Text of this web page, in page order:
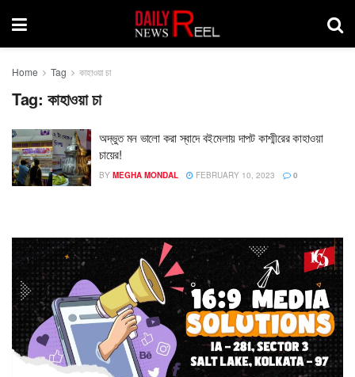
Home Tag কাহাওয়া চা
Tag: কাহাওয়া চা
অদ্ভুত মন ভালো করা স্বাদে বইমেলায় দাপট কাশ্মীরের কাহাওয়া
চায়ের!
BY MEGHA MONDAL FEBRUARY 10, 2023 0